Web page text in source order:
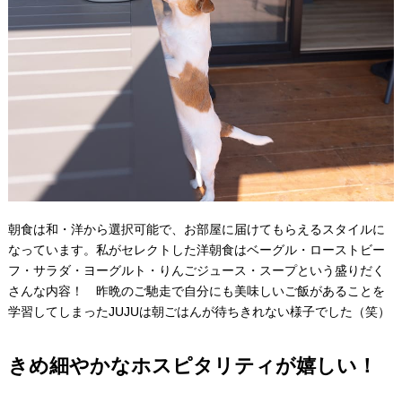
朝食は和・洋から選択可能で、お部屋に届けてもらえるスタイルに
なっています。私がセレクトした洋朝食はベーグル・ローストビー
フ・サラダ・ヨーグルト・りんごジュース・スープという盛りだく
さんな内容！ 昨晩のご馳走で自分にも美味しいご飯があることを
学習してしまったJUJUは朝ごはんが待ちきれない様子でした（笑）
きめ細やかなホスピタリティが嬉しい！